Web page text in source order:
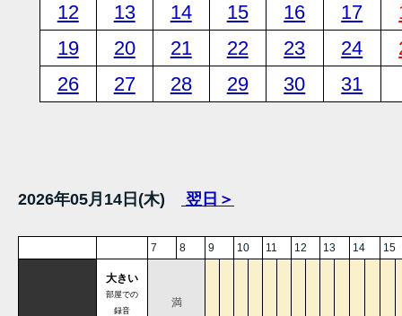
12
13 14 15 16 17
19
20 21 22 23 24
26
27 28 29 30 31
2026年05月14日(木) 翌日＞
7 8 9 10 11 12 13 14 15
大きい
部屋での
録音
満